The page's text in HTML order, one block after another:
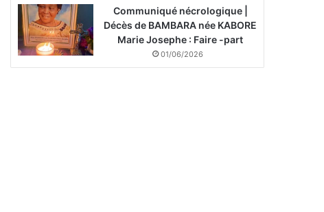
Communiqué nécrologique |
Décès de BAMBARA née KABORE
Marie Josephe : Faire -part
01/06/2026